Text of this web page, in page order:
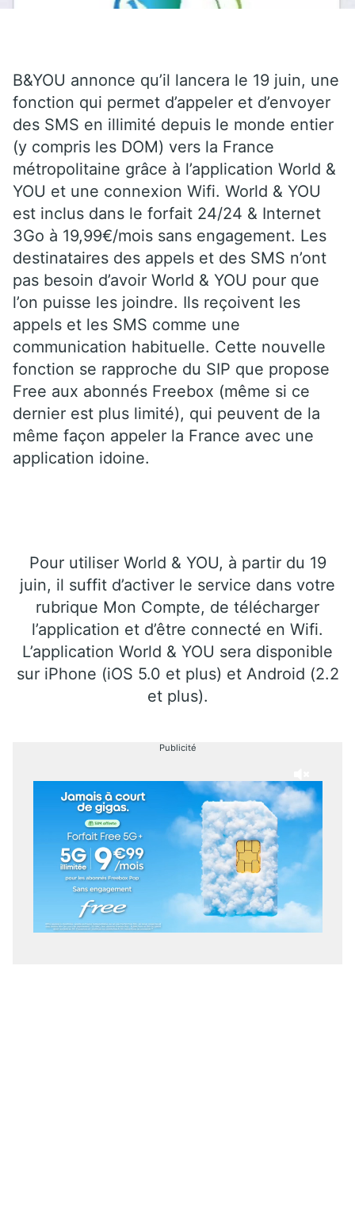
B&YOU annonce qu’il lancera le 19 juin, une
fonction qui permet d’appeler et d’envoyer
des SMS en illimité depuis le monde entier
(y compris les DOM) vers la France
métropolitaine grâce à l’application World &
YOU et une connexion Wifi. World & YOU
est inclus dans le forfait 24/24 & Internet
3Go à 19,99€/mois sans engagement. Les
destinataires des appels et des SMS n’ont
pas besoin d’avoir World & YOU pour que
l’on puisse les joindre. Ils reçoivent les
appels et les SMS comme une
communication habituelle. Cette nouvelle
fonction se rapproche du SIP que propose
Free aux abonnés Freebox (même si ce
dernier est plus limité), qui peuvent de la
même façon appeler la France avec une
application idoine.
Pour utiliser World & YOU, à partir du 19
juin, il suffit d’activer le service dans votre
rubrique Mon Compte, de télécharger
l’application et d’être connecté en Wifi.
L’application World & YOU sera disponible
sur iPhone (iOS 5.0 et plus) et Android (2.2
et plus).
Publicité